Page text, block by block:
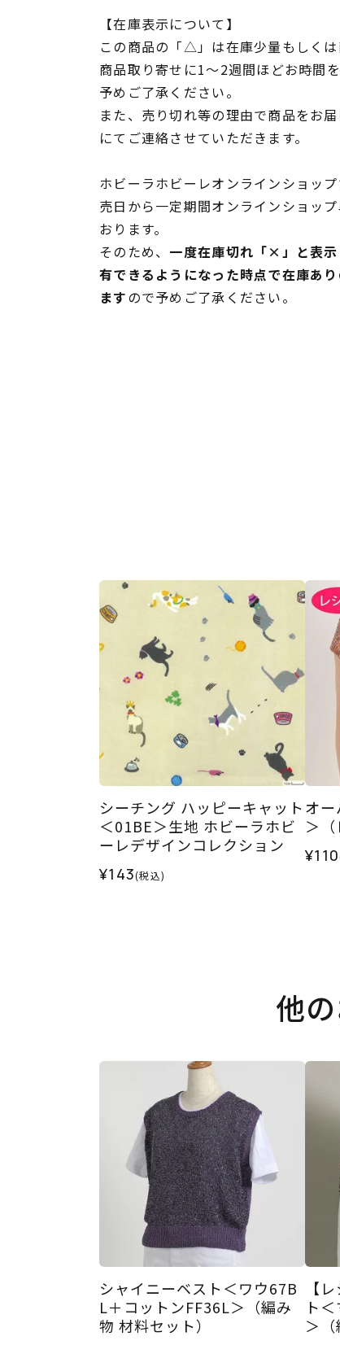
【在庫表示について】
この商品の「△」は在庫少量もしくは
商品取り寄せに1～2週間ほどお時間
予めご了承ください。
また、売り切れ等の理由で商品をお
にてご連絡させていただきます。
ホビーラホビーレオンラインショッ
売日から一定期間オンラインショッ
おります。
そのため、 一度在庫切れ「×」と表
有できるようになった時点で在庫あ
ますので予めご了承ください。
シーチング ハッピーキャット
＜01BE＞生地 ホビーラホビ
ーレデザインコレクション
¥143(税込)
オ
＞（
¥110
他
シャイニーベスト＜ワウ67B
L＋コットンFF36L＞（編み
物 材料セット）
【
ト
＞（